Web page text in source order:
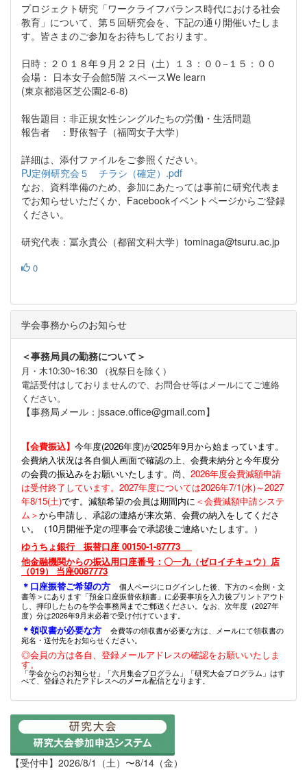
プロジェクト研究「ワークライフバランス時代における社会
教育」について、第５回研究会を、下記の通り開催いたしま
す。皆さまのご参加をお待ちしております。
日時：２０１８年９月２２日（土）１３：００−１５：００
会場： 日本女子会館5階 スペースWe learn
(東京都港区芝公園2-6-8)
報告題目：非正規女性シングルたちの労働・生活問題
報告者 ：野依智子（福岡女子大学）
詳細は、添付ファイルをご参照ください。
PJ定例研究会５ チラシ（確定）.pdf
なお、資料準備のため、参加にあたっては事前に研究代表ま
でお知らせいただくか、Facebookイベントページからご登録
ください。
研究代表：冨永貴公（都留文科大学）tominaga@tsuru.ac.jp
0
学会事務からのお知らせ
＜事務局員の勤務について＞
月・木10:30~16:30 （祝祭日を除く）
電話受付はしておりませんので、お問合せ等はメールにてご連絡
ください。
【事務局メール：jssace.office@gmail.com】
【会費振込】 今年度(2026年度)が2025年9月から始まっています。
会費納入状況は各自個人画面で確認の上、会費未納分と今年度分
の会費の振込みをお願いいたします。尚、 2026年度会費減額申請
は受付終了しています。2027年度については2026年7/1(水)～2027
年8/15(土)です。減額希望の会員は期間内に ＜会費減額申請システ
ム＞から申請し、承認の連絡が来次第、会費の納入をしてくださ
い。（10月開催予定の理事会で承認後ご連絡いたします。）
ゆうちょ銀行 振替口座 00150-1-87773
他金融機関からの振込用口座番号：〇一九（ゼロイチキュウ）店
（019） 当座0087773
＊口座振替ご希望の方
個人ページにログインした後、下方の＜会則・文
書等＞にあります「預金口座振替依頼書」に必要事項を入力後プリントアウト
し、押印したものを学会事務局までご郵送ください。なお、次年度（2027年
度）分は2026年9月末必着で受け付けています。
＊領収書が必要な方
会費等の領収書が必要な方は、メールにて領収書の
宛名・送付先をお知らせください。
◎会員の方は各自、登録メールアドレスの確認をお願いいたしま
す。
「学会からのお知らせ」「六月集会プログラム」「研究大会プログラム」はす
べて、登録されたアドレスへのメール配信となります。
【受付中】2026/8/1（土）〜8/14（金）